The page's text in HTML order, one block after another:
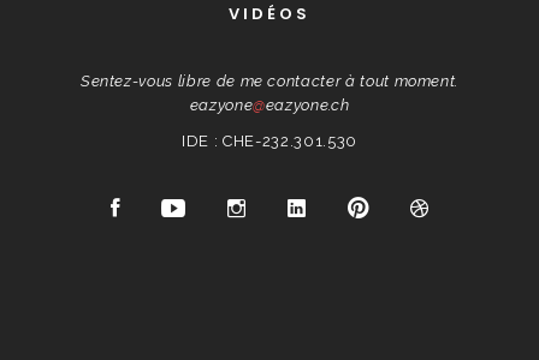
VIDÉOS
Sentez-vous libre de me contacter à tout moment.
eazyone@eazyone.ch
IDE : CHE-232.301.530